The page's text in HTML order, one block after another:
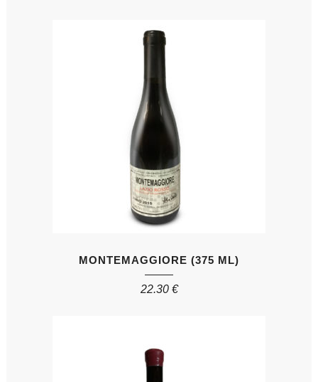
MONTEMAGGIORE (375 ML)
22.30 €